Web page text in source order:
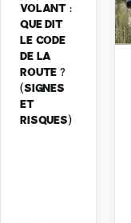
VOLANT :
QUE DIT
LE CODE
DE LA
ROUTE ?
(SIGNES
ET
RISQUES)